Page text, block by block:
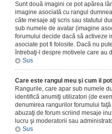
Sunt două imagini ce pot apărea
imagine asociată cu rangul
câte mesaje aţi scris sau statutul
sub numele de avatar (imagine
forumului decide dacă să activeze
asociate pot fi folosite. Dacă nu
întrebaţi-l despre motivele care au
Sus
Care este rangul meu şi cum il
Rangurile, care apar sub numele
identifică anumiţi utilizatori (de
denumirea rangurilor forumului
abuzaţi de forum scriind mesaje
lucru şi moderatorii sau
Sus